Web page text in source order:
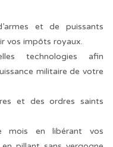
et de puissants
vos impôts royaux.
technologies afin
militaire de votre
et des ordres saints
mois en libérant vos